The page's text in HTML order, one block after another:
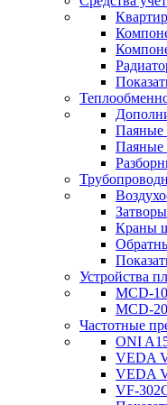
Паяные
Паяные
Краны
Устройства
MCD-
MCD-
Частотные
ONI
VEDA
VEDA
VF-